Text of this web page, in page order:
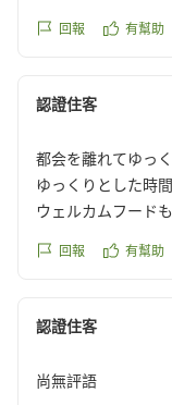
なかったような...?
ロ焼いたりしみじ
部屋はおしゃれで
自然の景色も満喫。
ただ空調の設定が
ァやラグに盛大な
され過ぎて寝る時
シーズン的な事情
と林で散歩しよう
かったです。タイ
種類が多すぎない
ます。
お風呂は施設にあ
ます。
シャワー、トイレ
素敵なグランピン
回報 有幫助
認證住客
都会を離れてゆっ
ゆっくりとした時
ウェルカムフード
いました笑バータ
ウンジタイムを満
ました。)場所は
他の画像やクチコ
回報 有幫助
認證住客
尚無評語